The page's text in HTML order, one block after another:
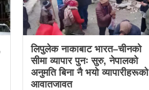
लिपुलेक नाकाबाट भारत–चीनको
सीमा व्यापार पुनः सुरु, नेपालको
अनुमति बिना नै भयो व्यापारीहरूको
आवातजावत